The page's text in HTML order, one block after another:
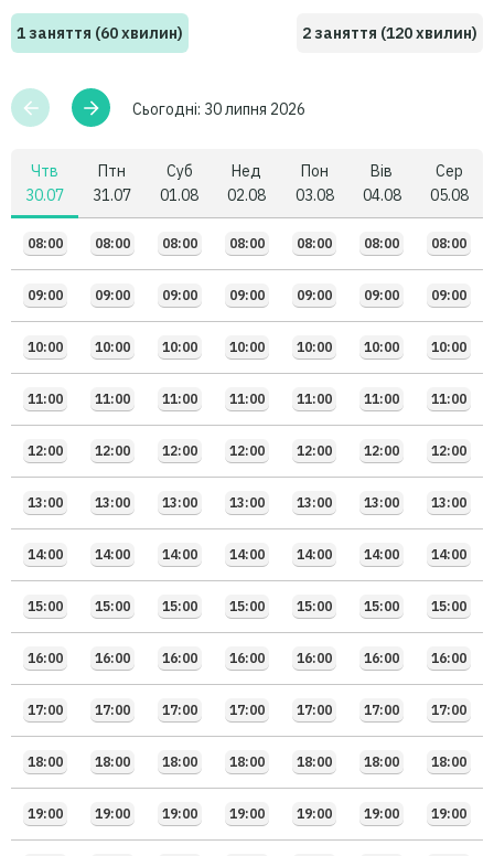
1 заняття (60 хвилин) 2 заняття (120 хвилин)
Сьогодні: 30 липня 2026
Чтв
30.07
Птн
31.07
Суб
01.08
Нед
02.08
Пон
03.08
Вів
04.08
Сер
05.08
08:00
09:00
10:00
11:00
12:00
13:00
14:00
15:00
16:00
17:00
18:00
19:00
08:00
09:00
10:00
11:00
12:00
13:00
14:00
15:00
16:00
17:00
18:00
19:00
08:00
09:00
10:00
11:00
12:00
13:00
14:00
15:00
16:00
17:00
18:00
19:00
08:00
09:00
10:00
11:00
12:00
13:00
14:00
15:00
16:00
17:00
18:00
19:00
08:00
09:00
10:00
11:00
12:00
13:00
14:00
15:00
16:00
17:00
18:00
19:00
08:00
09:00
10:00
11:00
12:00
13:00
14:00
15:00
16:00
17:00
18:00
19:00
08:00
09:00
10:00
11:00
12:00
13:00
14:00
15:00
16:00
17:00
18:00
19:00